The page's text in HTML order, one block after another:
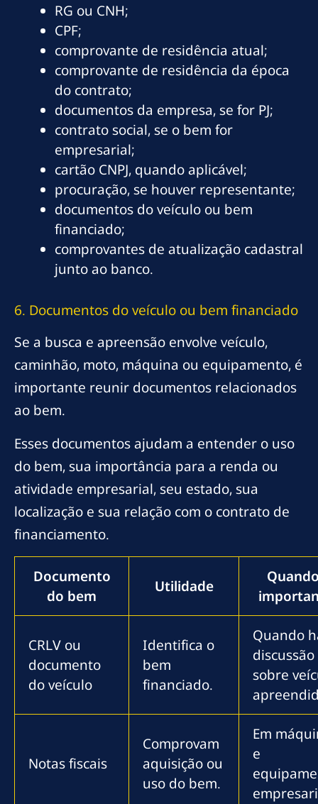
RG ou CNH;
CPF;
comprovante de residência atual;
comprovante de residência da época
do contrato;
documentos da empresa, se for PJ;
contrato social, se o bem for
empresarial;
cartão CNPJ, quando aplicável;
procuração, se houver representante;
documentos do veículo ou bem
financiado;
comprovantes de atualização cadastral
junto ao banco.
6. Documentos do veículo ou bem financiado
Se a busca e apreensão envolve veículo,
caminhão, moto, máquina ou equipamento, é
importante reunir documentos relacionados
ao bem.
Esses documentos ajudam a entender o uso
do bem, sua importância para a renda ou
atividade empresarial, seu estado, sua
localização e sua relação com o contrato de
financiamento.
Documento
do bem
Utilidade
CRLV ou
documento
do veículo
Identifica o
bem
financiado.
Quando
discussão
sobre
Notas fiscais
Comprovam
aquisição ou
uso do bem.
Em
e